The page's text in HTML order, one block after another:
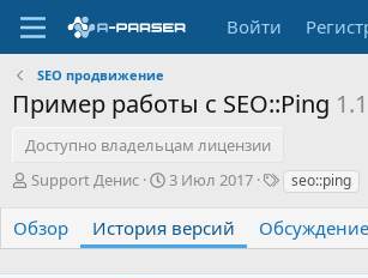
Войти
SEO продвижение
Пример работы с SEO::Ping 1.1
Доступно владельцам лицензии
А
т
о
Support Денис
Д
т
а
3 Июл 2017
Т
г
и
seo::ping
Обзор История версий Обсуждение